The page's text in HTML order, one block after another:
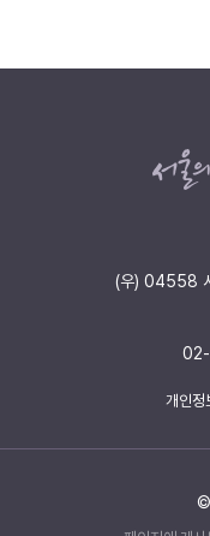
(우) 04558
개인정